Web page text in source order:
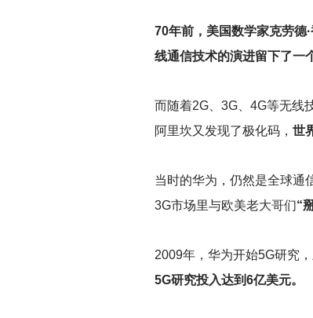
70年前，美国数学家克劳德
线通信技术的演进留下了一
而随着2G、3G、4G等无线
阿里坎又发现了极化码， 世
当时的华为，仍然是全球通
3G市场里与欧美老大哥们“
2009年，华为开始5G研究
5G研究投入达到6亿美元。